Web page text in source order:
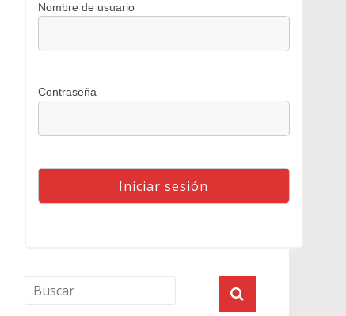
Nombre de usuario
Contraseña